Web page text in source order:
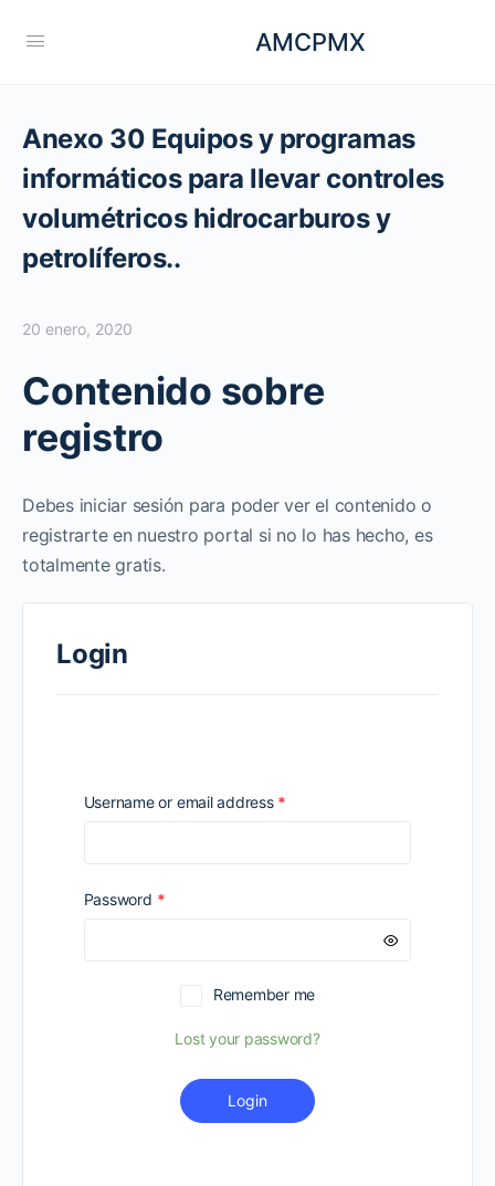
AMCPMX
Anexo 30 Equipos y programas
informáticos para llevar controles
volumétricos hidrocarburos y
petrolíferos..
20 enero, 2020
Contenido sobre
registro
Debes iniciar sesión para poder ver el contenido o
registrarte en nuestro portal si no lo has hecho, es
totalmente gratis.
Login
Username or email address *
Password *Required
Remember me
Lost your password?
Login